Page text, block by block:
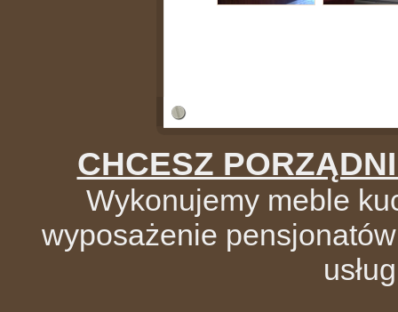
CHCESZ
Wykonujemy meble
wyposażenie